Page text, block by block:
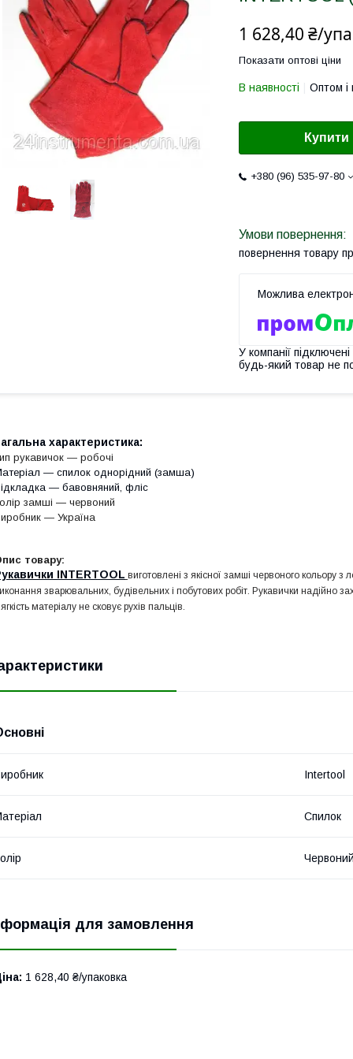
1 628,40 ₴/
Показати оптові ціни
В наявності Оптом і
Купити
+380 (96) 535-97-80
повернення товару
У компанії
будь-який товар не
характеристика:
рукавичок — робочі
— спилок однорідний (замша)
— бавовняний, фліс
замші ― червоний
— Україна
товару:
INTERTOOL виготовлені з якісної замші червоного кольору
зварювальних, будівельних і побутових робіт. Рукавички надійно
ягкість матеріалу не сковує рухів пальців.
Intertool
Спилок
для замовлення
1 628,40 ₴/упаковка